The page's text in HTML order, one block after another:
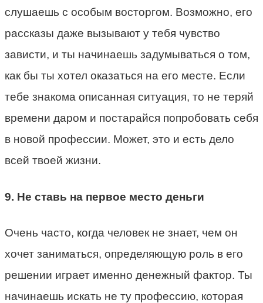
слушаешь с особым восторгом. Возможно, его
рассказы даже вызывают у тебя чувство
зависти, и ты начинаешь задумываться о том,
как бы ты хотел оказаться на его месте. Если
тебе знакома описанная ситуация, то не теряй
времени даром и постарайся попробовать себя
в новой профессии. Может, это и есть дело
всей твоей жизни.
9. Не ставь на первое место деньги
Очень часто, когда человек не знает, чем он
хочет заниматься, определяющую роль в его
решении играет именно денежный фактор. Ты
начинаешь искать не ту профессию, которая